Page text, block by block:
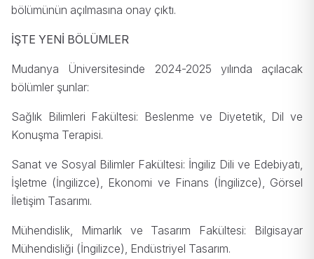
bölümünün açılmasına onay çıktı.
İŞTE YENİ BÖLÜMLER
Mudanya Üniversitesinde 2024-2025 yılında açılacak
bölümler şunlar:
Sağlık Bilimleri Fakültesi: Beslenme ve Diyetetik, Dil ve
Konuşma Terapisi.
Sanat ve Sosyal Bilimler Fakültesi: İngiliz Dili ve Edebiyatı,
İşletme (İngilizce), Ekonomi ve Finans (İngilizce), Görsel
İletişim Tasarımı.
Mühendislik, Mimarlık ve Tasarım Fakültesi: Bilgisayar
Mühendisliği (İngilizce), Endüstriyel Tasarım.